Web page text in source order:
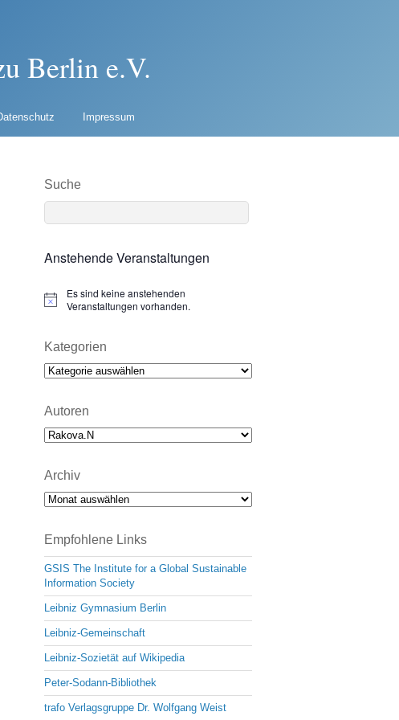
Berlin e.V.
Impressum
Suche
Anstehende Veranstaltungen
N
i
c
e
Es sind keine anstehenden
Veranstaltungen vorhanden.
Kategorien
Kategorien
Autoren
Archiv
Archiv
Empfohlene Links
GSIS The Institute for a Global Sustainable
Information Society
Leibniz Gymnasium Berlin
Leibniz-Gemeinschaft
Leibniz-Sozietät auf Wikipedia
Peter-Sodann-Bibliothek
trafo Verlagsgruppe Dr. Wolfgang Weist